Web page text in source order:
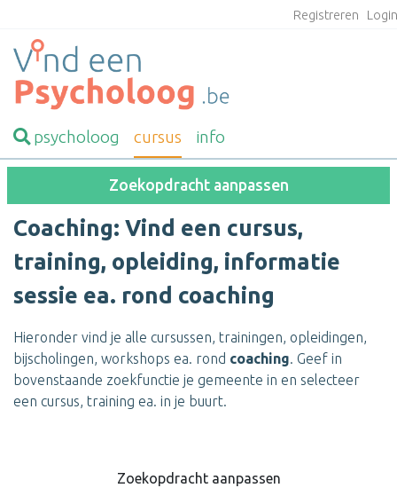
Registreren
psycholoog cursus info
Zoekopdracht aanpassen
Coaching: Vind een cursus,
training, opleiding, informatie
sessie ea. rond coaching
Hieronder vind je alle cursussen, trainingen, opleidingen,
bijscholingen, workshops ea. rond coaching. Geef in
bovenstaande zoekfunctie je gemeente in en selecteer
een cursus, training ea. in je buurt.
Zoekopdracht aanpassen